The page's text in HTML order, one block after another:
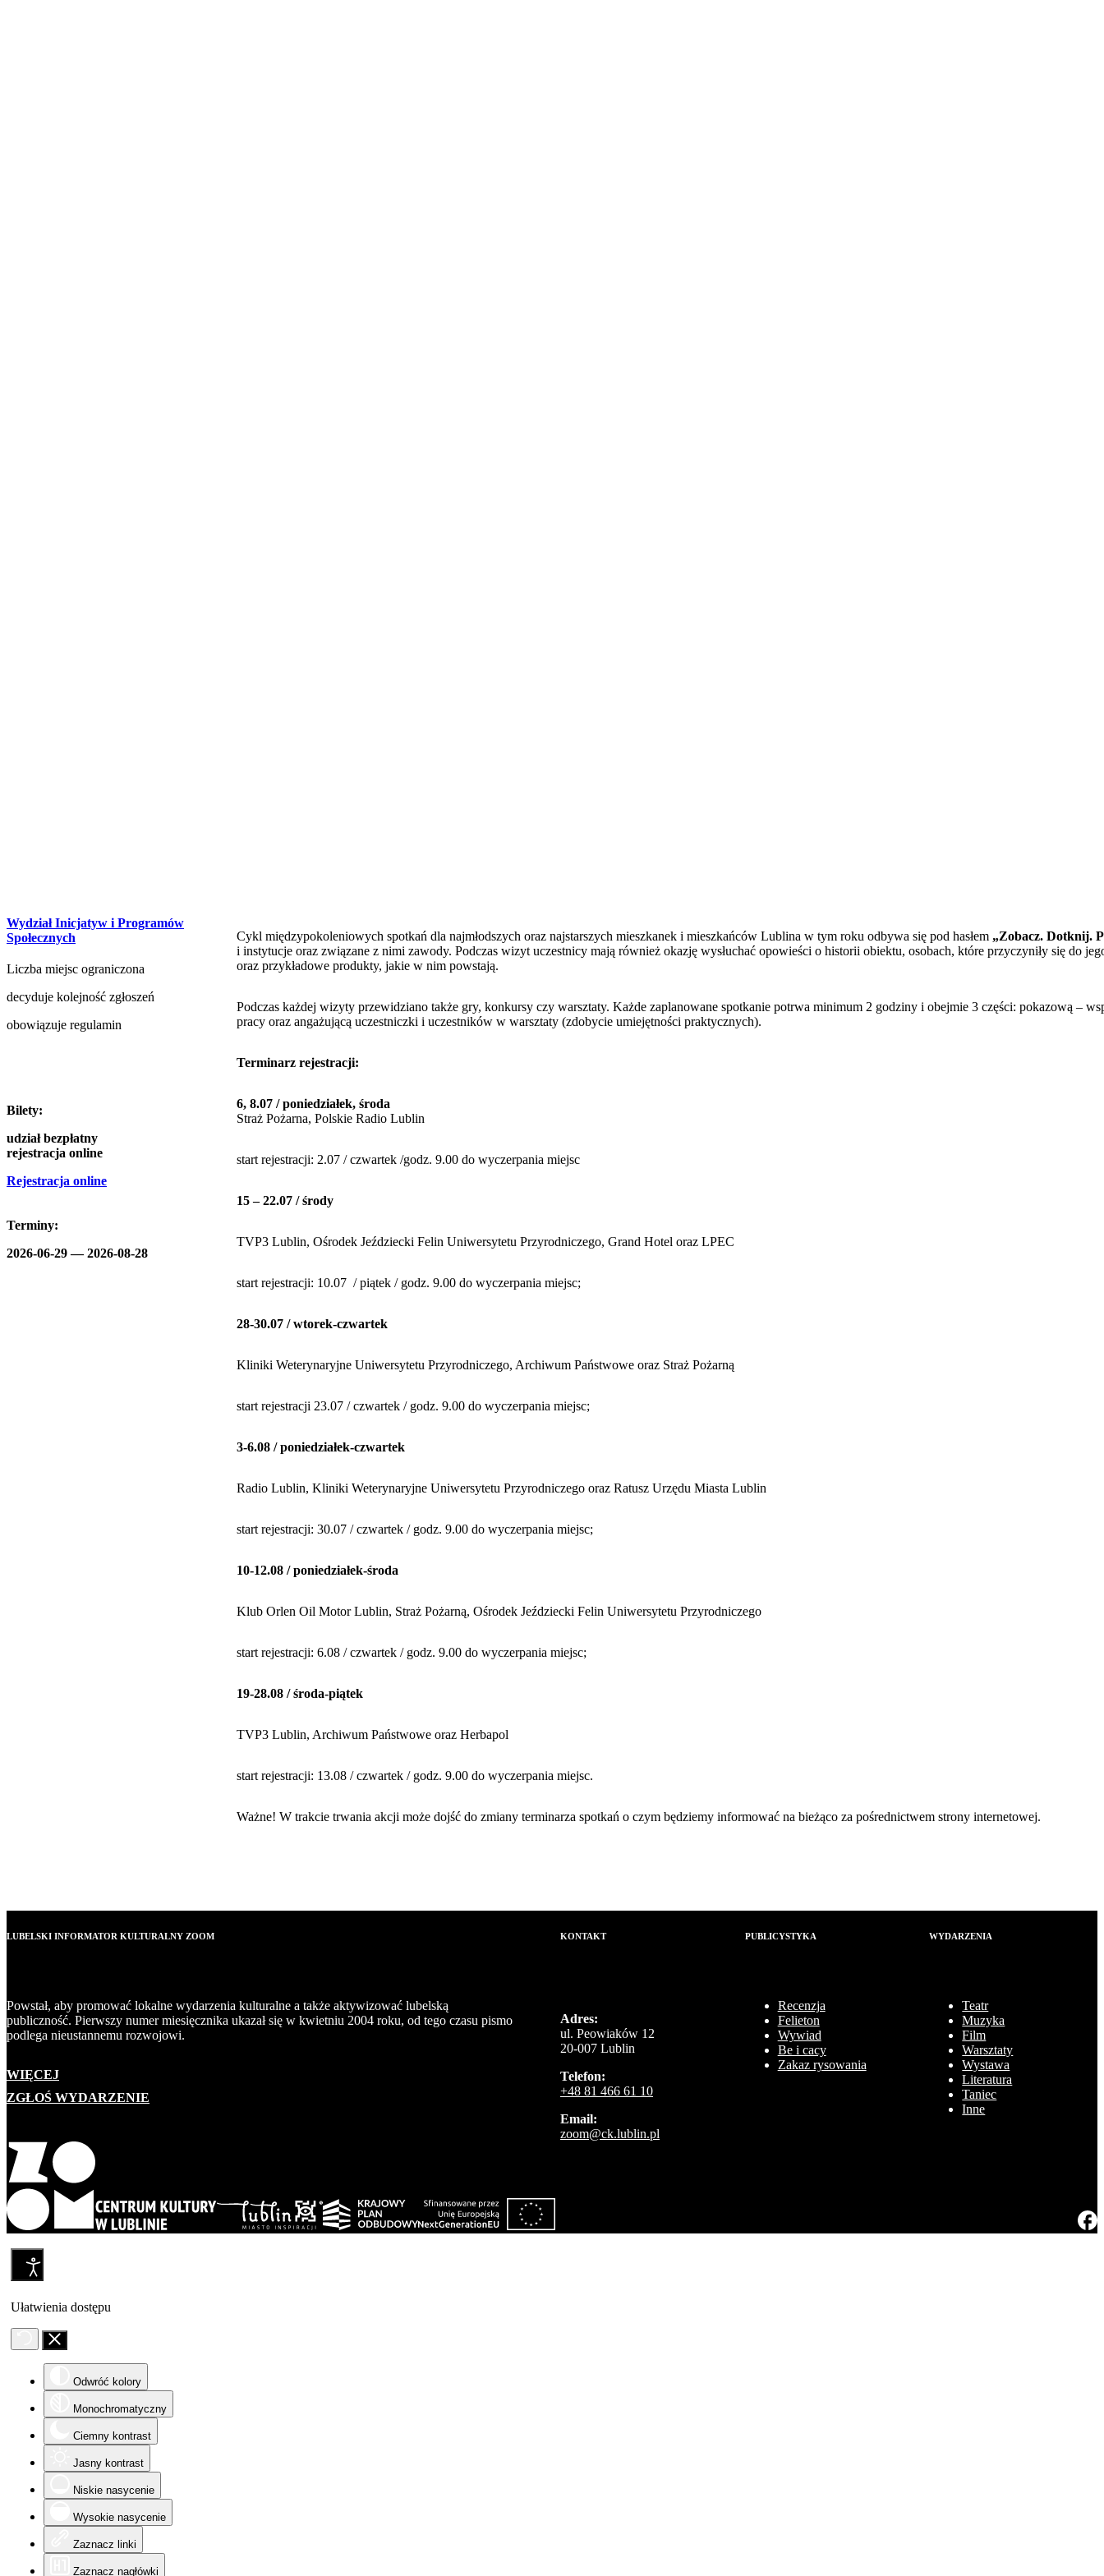
Wydział Inicjatyw i Programów
Społecznych
Liczba miejsc ograniczona
decyduje kolejność zgłoszeń
obowiązuje regulamin
Bilety:
udział bezpłatny
rejestracja online
Rejestracja online
Terminy:
2026-06-29 —2026-08-28
Cykl międzypokoleniowych spotkań dla najmłodszych oraz najstarszych mieszkanek i mieszkańców Lublina w tym roku odbywa się pod hasłem „Zobacz. Dotknij.
i instytucje oraz związane z nimi zawody. Podczas wizyt uczestnicy mają również okazję wysłuchać opowieści o historii obiektu, osobach, które przyczyniły się do
oraz przykładowe produkty, jakie w nim powstają.
Podczas każdej wizyty przewidziano także gry, konkursy czy warsztaty. Każde zaplanowane spotkanie potrwa minimum 2 godziny i obejmie 3 części: pokazową –
pracy oraz angażującą uczestniczki i uczestników w warsztaty (zdobycie umiejętności praktycznych).
Terminarz rejestracji:
6, 8.07 / poniedziałek, środa
Straż Pożarna, Polskie Radio Lublin
start rejestracji: 2.07 / czwartek /godz. 9.00 do wyczerpania miejsc
15 – 22.07 / środy
TVP3 Lublin, Ośrodek Jeździecki Felin Uniwersytetu Przyrodniczego, Grand Hotel oraz LPEC
start rejestracji: 10.07 / piątek / godz. 9.00 do wyczerpania miejsc;
28-30.07 / wtorek-czwartek
Kliniki Weterynaryjne Uniwersytetu Przyrodniczego, Archiwum Państwowe oraz Straż Pożarną
start rejestracji 23.07 / czwartek / godz. 9.00 do wyczerpania miejsc;
3-6.08 / poniedziałek-czwartek
Radio Lublin, Kliniki Weterynaryjne Uniwersytetu Przyrodniczego oraz Ratusz Urzędu Miasta Lublin
start rejestracji: 30.07 / czwartek / godz. 9.00 do wyczerpania miejsc;
10-12.08 / poniedziałek-środa
Klub Orlen Oil Motor Lublin, Straż Pożarną, Ośrodek Jeździecki Felin Uniwersytetu Przyrodniczego
start rejestracji: 6.08 / czwartek / godz. 9.00 do wyczerpania miejsc;
19-28.08 / środa-piątek
TVP3 Lublin, Archiwum Państwowe oraz Herbapol
start rejestracji: 13.08 / czwartek / godz. 9.00 do wyczerpania miejsc.
Ważne! W trakcie trwania akcji może dojść do zmiany terminarza spotkań o czym będziemy informować na bieżąco za pośrednictwem strony internetowej.
LUBELSKI INFORMATOR KULTURALNY ZOOM
Powstał, aby promować lokalne wydarzenia kulturalne a także aktywizować lubelską
publiczność. Pierwszy numer miesięcznika ukazał się w kwietniu 2004 roku, od tego czasu pismo
podlega nieustannemu rozwojowi.
WIĘCEJ
ZGŁOŚ WYDARZENIE
KONTAKT
Adres:
ul. Peowiaków 12
20-007 Lublin
Telefon:
+48 81 466 61 10
Email:
zoom@ck.lublin.pl
PUBLICYSTYKA
Recenzja
Felieton
Wywiad
Be i cacy
Zakaz rysowania
WYDARZENIA
Teatr
Muzyka
Film
Warsztaty
Wystawa
Literatura
Taniec
Inne
Ułatwienia dostępu
Odwróć kolory
Monochromatyczny
Ciemny kontrast
Jasny kontrast
Niskie nasycenie
Wysokie nasycenie
Zaznacz linki
Zaznacz nagłówki